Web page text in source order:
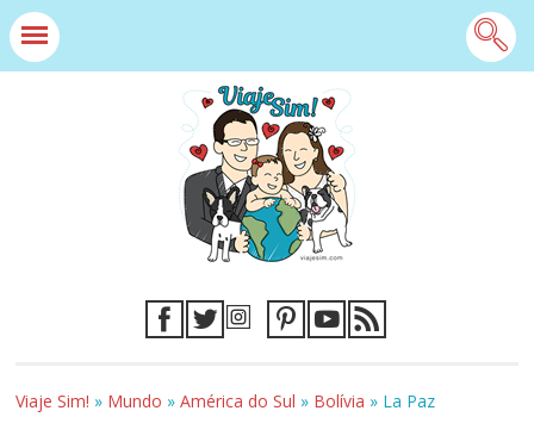
Viaje Sim! » Mundo »América do Sul » Bolívia » La Paz